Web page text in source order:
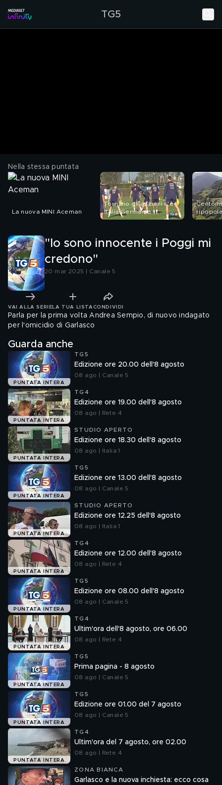
TG5
Nella stessa puntata
La nuova MINI Aceman
Tornano gli azzurri c'è
Italia-Germania
"Io sono innocente i Poggi mi
credono"
20 mar 2025 | Canale 5
VAI ALLA SERIE LA TUA LISTA CONDIVIDI
Parla per la prima volta Andrea Sempio, di nuovo indagato
per l'omicidio di Garlasco
Guarda anche
PUNTATA INTERA
TG5
Edizione ore 20.00 dell'8 agosto
08 ago | Canale 5
PUNTATA INTERA
TG4
Edizione ore 19.00 dell'8 agosto
08 ago | Rete 4
PUNTATA INTERA
STUDIO APERTO
Edizione ore 18.30 dell'8 agosto
08 ago | Italia 1
PUNTATA INTERA
TG5
Edizione ore 13.00 dell'8 agosto
08 ago | Canale 5
PUNTATA INTERA
STUDIO APERTO
Edizione ore 12.25 dell'8 agosto
08 ago | Italia 1
PUNTATA INTERA
TG4
Edizione ore 12.00 dell'8 agosto
08 ago | Rete 4
PUNTATA INTERA
TG5
Edizione ore 08.00 dell'8 agosto
08 ago | Canale 5
PUNTATA INTERA
TG4
Ultim'ora dell'8 agosto, ore 06.00
08 ago | Rete 4
PUNTATA INTERA
TG5
Prima pagina - 8 agosto
08 ago | Canale 5
PUNTATA INTERA
TG5
Edizione ore 01.00 del 7 agosto
08 ago | Canale 5
PUNTATA INTERA
TG4
Ultim'ora del 7 agosto, ore 02.00
08 ago | Rete 4
ZONA BIANCA
Garlasco e la nuova inchiesta: ecco cosa